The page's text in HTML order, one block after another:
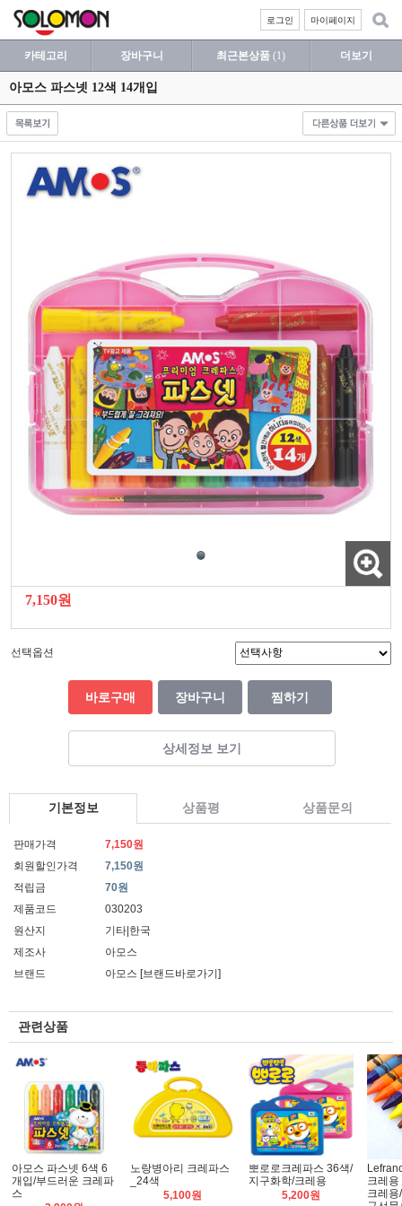
마이페이지
로그인
카테고리 장바구니 최근본상품 (1) 더보기
아모스 파스넷 12색 14개입
7,150원
선택옵션
바로구매 장바구니 찜하기
상세정보 보기
기본정보 상품평 상품문의
판매가격
7,150원
회원할인가격
7,150원
적립금
70원
제품코드
030203
원산지
기타|한국
제조사
아모스
브랜드
아모스 [브랜드바로가기]
관련상품
아모스 파스넷 6색 6
개입/부드러운 크레파
스
노랑병아리 크레파스
_24색
5,100원
뽀로로크레파스 36색/
지구화학/크레용
5,200원
크레
크레